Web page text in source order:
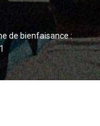
de bienfaisance :